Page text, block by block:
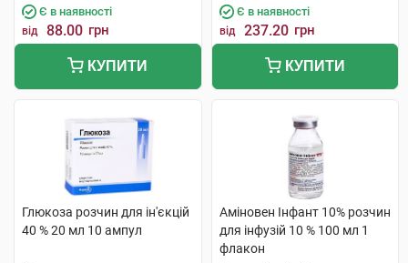
Є в наявності
від 88.00 грн
КУПИТИ
Є в наявності
від 237.20 грн
КУПИТИ
Глюкоза розчин для ін'єкцій
40 % 20 мл 10 ампул
Аміновен Інфант 10% розчин
для інфузій 10 % 100 мл 1
флакон